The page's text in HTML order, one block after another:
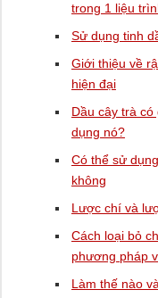
trong 1 liệu
Sử dụng tinh
Giới thiệu về
hiện đại
Dầu cây trà
dụng nó?
Có thể sử
không
Lược chí và
Cách loại bỏ
phương pháp
Làm thế nào